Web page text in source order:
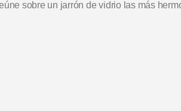
sobre un jarrón de vidrio las más